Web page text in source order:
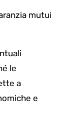
mutui
le
a
e